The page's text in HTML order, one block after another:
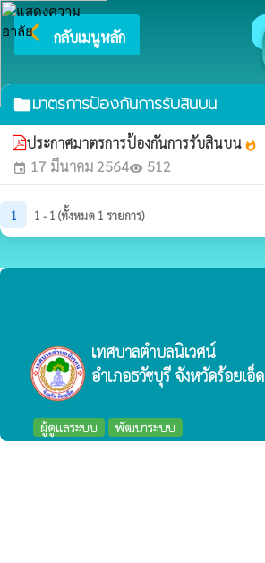
arrow_back_ios กลับเมนูหลัก
folderมาตรการป้องกันการรับสินบน
ประกาศมาตรการป้องกันการรับสินบน whatshot
event 17 มีนาคม 2564visibility 512
1 1 - 1 (ทั้งหมด 1 รายการ)
เทศบาลตำบลนิเวศน์
อำเภอธวัชบุรี จังหวัดร้อยเอ็ด
ผู้ดูแลระบบ พัฒนาระบบ